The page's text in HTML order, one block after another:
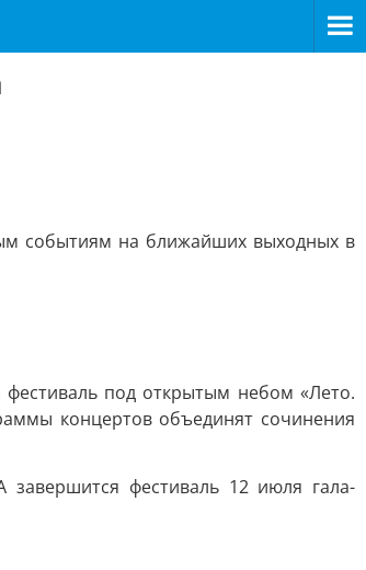
событиям на ближайших выходных в
под открытым небом «Лето.
концертов объединят сочинения
фестиваль 12 июля гала-